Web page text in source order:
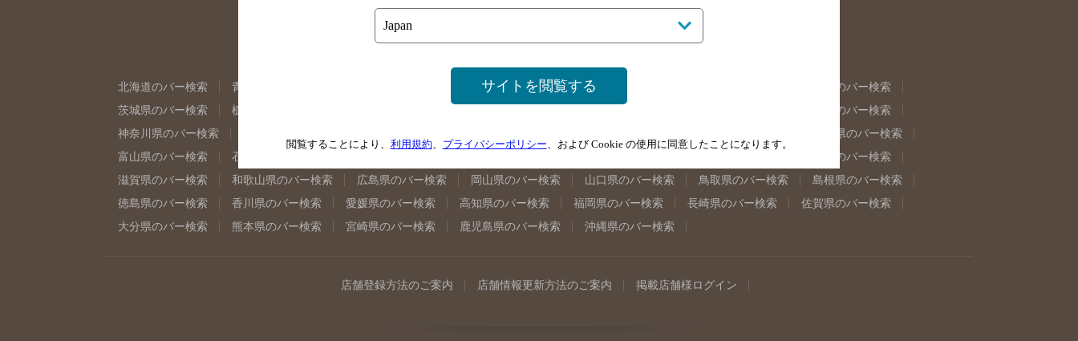
北海道のバー検索 青森県のバー検索 宮城県のバー検索 秋田県のバー検索
福島県のバー検索
茨城県のバー検索
栃木県のバー検索
東京都のバー検索
神奈川県のバー検索
岐阜県のバー検索
富山県のバー検索
石川県のバー検索
奈良県のバー検索
滋賀県のバー検索
和歌山県のバー検索 広島県のバー検索 岡山県のバー検索 山口県のバー検索 鳥取県のバー検索
島根県のバー検索
徳島県のバー検索
香川県のバー検索 愛媛県のバー検索 高知県のバー検索 福岡県のバー検索 長崎県のバー検索
佐賀県のバー検索
大分県のバー検索
熊本県のバー検索 宮崎県のバー検索 鹿児島県のバー検索 沖縄県のバー検索
店舗登録方法のご案内 店舗情報更新方法のご案内 掲載店舗様ログイン
サイトを閲覧する
閲覧することにより、 利用規約 プライバシーポリシー 、および Cookie の使用に同意したことになります。